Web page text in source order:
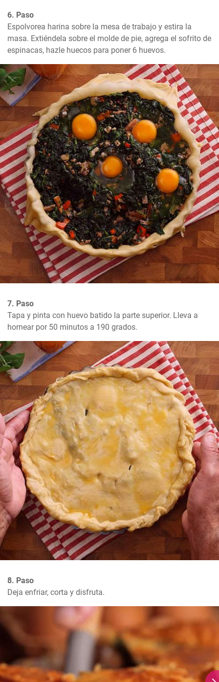
6. Paso
Espolvorea harina sobre la mesa de trabajo y estira la
masa. Extiéndela sobre el molde de pie, agrega el sofrito de
espinacas, hazle huecos para poner 6 huevos.
7. Paso
Tapa y pinta con huevo batido la parte superior. Lleva a
hornear por 50 minutos a 190 grados.
8. Paso
Deja enfriar, corta y disfruta.